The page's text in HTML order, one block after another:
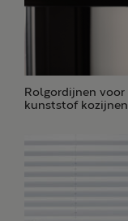
Rolgordijnen voor
kunststof kozijnen